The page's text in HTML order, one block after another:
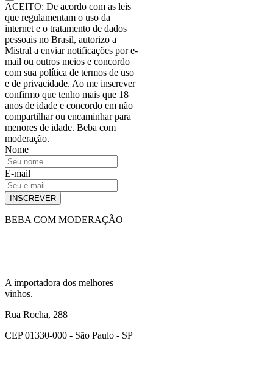
ACEITO: De acordo com as leis
que regulamentam o uso da
internet e o tratamento de dados
pessoais no Brasil, autorizo a
Mistral a enviar notificações por e-
mail ou outros meios e concordo
com sua política de termos de uso
e de privacidade. Ao me inscrever
confirmo que tenho mais que 18
anos de idade e concordo em não
compartilhar ou encaminhar para
menores de idade. Beba com
moderação.
Nome
E-mail
INSCREVER
BEBA COM MODERAÇÃO
A importadora dos melhores
vinhos.
Rua Rocha, 288
CEP 01330-000 - São Paulo - SP